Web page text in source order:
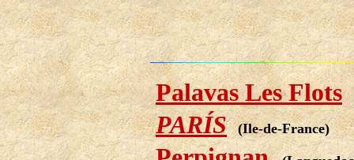
Palavas Les Flots
PARÍS (Ile-de-France)